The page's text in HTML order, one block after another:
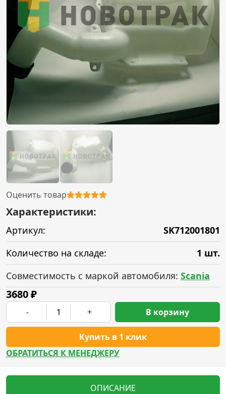
Оценить товар
Характеристики:
Артикул:
SK712001801
Количество на складе:
1 шт.
Совместимость с маркой автомобиля: Scania
3680₽
- +
Купить в 1 клик
В корзину
ОБРАТИТЬСЯ К МЕНЕДЖЕРУ
ОПИСАНИЕ